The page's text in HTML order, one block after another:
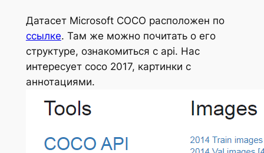
Датасет Microsoft COCO расположен по
ссылке. Там же можно почитать о его
структуре, ознакомиться с api. Нас
интересует coco 2017, картинки с
аннотациями.